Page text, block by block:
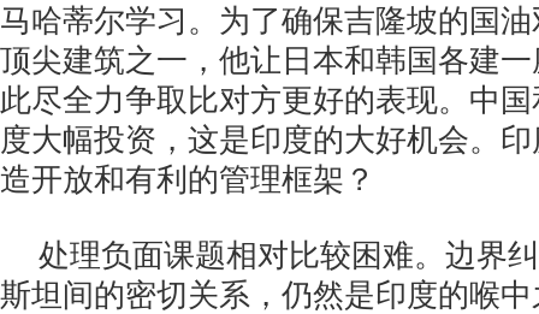
马哈蒂尔学习。为了确保吉隆坡的国
顶尖建筑之一，他让日本和韩国各建
此尽全力争取比对方更好的表现。中
度大幅投资，这是印度的大好机会。
造开放和有利的管理框架？
处理负面课题相对比较困难。边界
斯坦间的密切关系，仍然是印度的喉